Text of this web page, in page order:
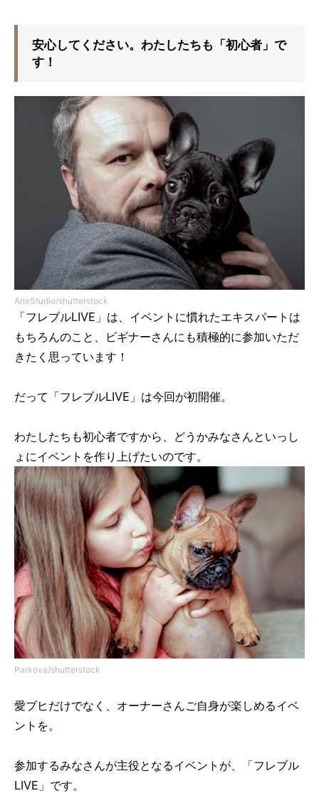
安心してください。わたしたちも「初心者」で
す！
ArieStudio/shutterstock
「フレブルLIVE」は、イベントに慣れたエキスパートは
もちろんのこと、ビギナーさんにも積極的に参加いただ
きたく思っています！
だって「フレブルLIVE」は今回が初開催。
わたしたちも初心者ですから、どうかみなさんといっし
ょにイベントを作り上げたいのです。
Parkova/shutterstock
愛ブヒだけでなく、オーナーさんご自身が楽しめるイベ
ントを。
参加するみなさんが主役となるイベントが、「フレブル
LIVE」です。